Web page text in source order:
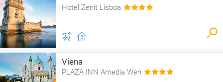
Hotel Zenit Lisboa
Viena
PLAZA INN Amedia Wen